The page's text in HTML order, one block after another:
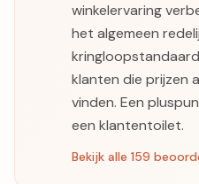
winkelervaring
het algemeen
klanten die prijzen
vinden. Een
een klantentoilet.
Bekijk alle 159